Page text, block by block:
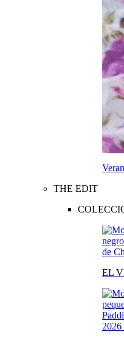
THE EDIT
EL